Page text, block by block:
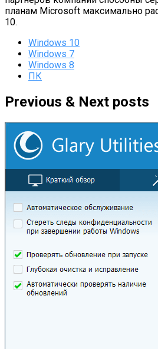
планам Microsoft максимально
10.
Windows 10
Windows 7
Windows 8
ПК
Previous & Next posts